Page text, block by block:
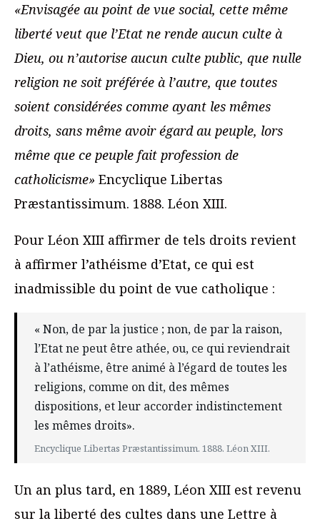
«Envisagée au point de vue social, cette même
liberté veut que l’Etat ne rende aucun culte à
Dieu, ou n’autorise aucun culte public, que nulle
religion ne soit préférée à l’autre, que toutes
soient considérées comme ayant les mêmes
droits, sans même avoir égard au peuple, lors
même que ce peuple fait profession de
catholicisme» Encyclique Libertas
Præstantissimum. 1888. Léon XIII.
Pour Léon XIII affirmer de tels droits revient
à affirmer l’athéisme d’Etat, ce qui est
inadmissible du point de vue catholique :
« Non, de par la justice ; non, de par la raison,
l’Etat ne peut être athée, ou, ce qui reviendrait
à l’athéisme, être animé à l’égard de toutes les
religions, comme on dit, des mêmes
dispositions, et leur accorder indistinctement
les mêmes droits».
Encyclique Libertas Præstantissimum. 1888. Léon XIII.
Un an plus tard, en 1889, Léon XIII est revenu
sur la liberté des cultes dans une Lettre à